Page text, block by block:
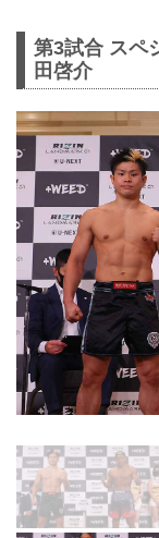
第3試合 スペ
田啓介